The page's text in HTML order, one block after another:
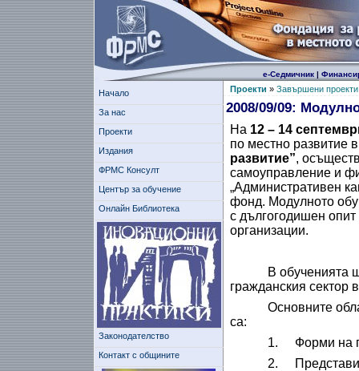
е-Седмичник|
Начало
За нас
Проекти
Издания
ФРМС Консулт
Център за обучение
Онлайн Библиотека
Законодателство
Контакт с общините
Проекти » Завършени проекти
2008/09/09:
На 12 – 14
по местно развитие
развитие”,
самоуправление и
„Административен
фонд. Модулното
с дългогодишен
организации.
В обученията
гражданския сектор
Основните
са:
1.
Форми на
2.